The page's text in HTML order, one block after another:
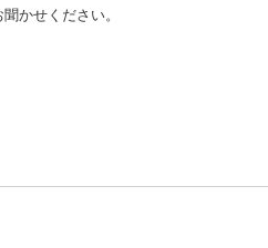
かせください。